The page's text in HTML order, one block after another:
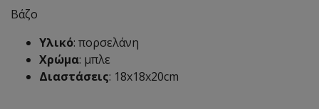
Βάζο
Υλικό: πορσελάνη
Χρώμα: μπλε
Διαστάσεις: 18x18x20cm